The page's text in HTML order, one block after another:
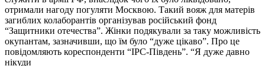
отримали нагоду погуляти Москвою. Такий вояж для матерів
загиблих колаборантів організував російський фонд
“Защитники отечества”. Жінки подякували за таку можливість
окупантам, зазначивши, що їм було “дуже цікаво”. Про це
повідомляють кореспонденти “IPC-Південь”. “Я дуже давно
нікуди